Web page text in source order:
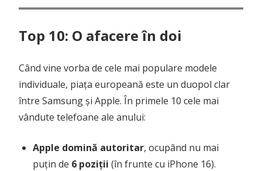
Top 10: O afacere în doi
Când vine vorba de cele mai populare modele
individuale, piața europeană este un duopol clar
între Samsung și Apple. În primele 10 cele mai
vândute telefoane ale anului:
Apple domină autoritar, ocupând nu mai
puțin de 6 poziții (în frunte cu iPhone 16).